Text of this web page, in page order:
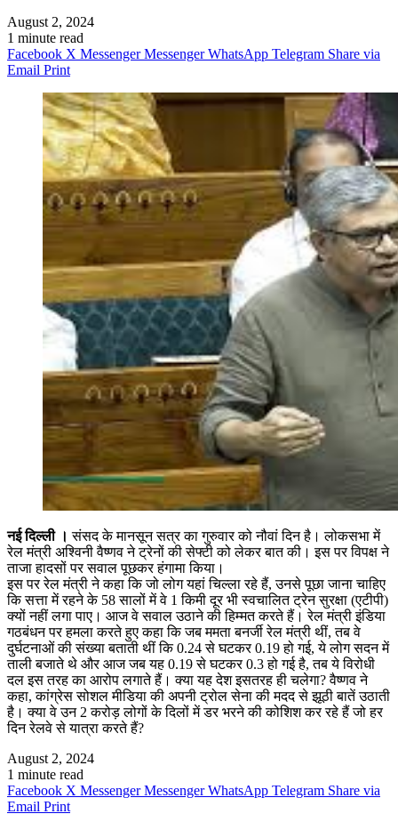
August 2, 2024
1 minute read
Facebook X Messenger Messenger WhatsApp Telegram Share via
Email Print
नई दिल्ली । संसद के मानसून सत्र का गुरुवार को नौवां दिन है। लोकसभा में
रेल मंत्री अश्विनी वैष्णव ने ट्रेनों की सेफ्टी को लेकर बात की। इस पर विपक्ष ने
ताजा हादसों पर सवाल पूछकर हंगामा किया।
इस पर रेल मंत्री ने कहा कि जो लोग यहां चिल्ला रहे हैं, उनसे पूछा जाना चाहिए
कि सत्ता में रहने के 58 सालों में वे 1 किमी दूर भी स्वचालित ट्रेन सुरक्षा (एटीपी)
क्यों नहीं लगा पाए। आज वे सवाल उठाने की हिम्मत करते हैं। रेल मंत्री इंडिया
गठबंधन पर हमला करते हुए कहा कि जब ममता बनर्जी रेल मंत्री थीं, तब वे
दुर्घटनाओं की संख्या बताती थीं कि 0.24 से घटकर 0.19 हो गई, ये लोग सदन में
ताली बजाते थे और आज जब यह 0.19 से घटकर 0.3 हो गई है, तब ये विरोधी
दल इस तरह का आरोप लगाते हैं। क्या यह देश इसतरह ही चलेगा? वैष्णव ने
कहा, कांग्रेस सोशल मीडिया की अपनी ट्रोल सेना की मदद से झूठी बातें उठाती
है। क्या वे उन 2 करोड़ लोगों के दिलों में डर भरने की कोशिश कर रहे हैं जो हर
दिन रेलवे से यात्रा करते हैं?
August 2, 2024
1 minute read
Facebook X Messenger Messenger WhatsApp Telegram Share via
Email Print